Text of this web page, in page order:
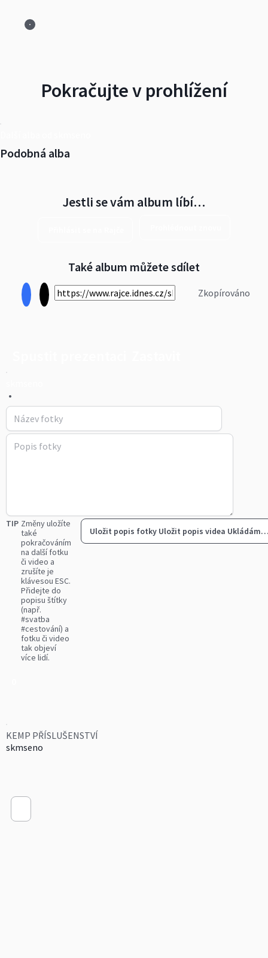
Pokračujte v prohlížení
Podobná alba
Jestli se vám album líbí…
Také album můžete sdílet
Zkopírováno
•
TIP Změny uložíte
také
pokračováním
na další fotku
či video a
zrušíte je
klávesou ESC.
Přidejte do
popisu štítky
(např.
#svatba
#cestování) a
fotku či video
tak objeví
více lidí.
Uložit popis fotky Uložit popis videa
KEMP PŘÍSLUŠENSTVÍ
skmseno